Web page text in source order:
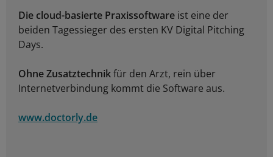
Die cloud-basierte Praxissoftware ist eine der
beiden Tagessieger des ersten KV Digital Pitching
Days.
Ohne Zusatztechnikfür den Arzt, rein über
Internetverbindung kommt die Software aus.
www.doctorly.de